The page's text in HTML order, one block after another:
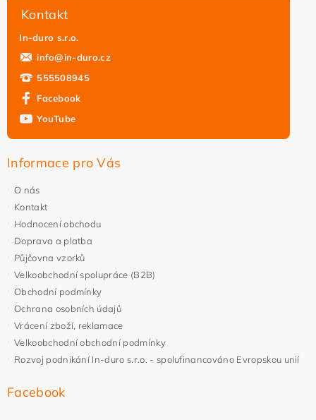
Kontakt
In-duro s.r.o.
info@in-duro.cz
555508945
Facebook
YouTube
Informace pro Vás
O nás
Kontakt
Hodnocení obchodu
Doprava a platba
Půjčovna vzorků
Velkoobchodní spolupráce (B2B)
Obchodní podmínky
Ochrana osobních údajů
Vrácení zboží, reklamace
Velkoobchodní obchodní podmínky
Rozvoj podnikání In-duro s.r.o. - spolufinancováno Evropskou unií
Facebook